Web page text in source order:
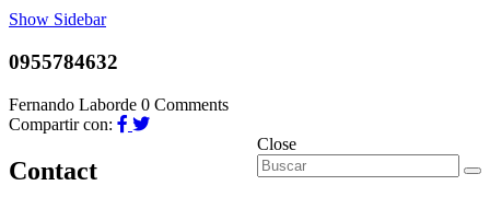
Show Sidebar
0955784632
Fernando Laborde 0 Comments
Compartir con:
Close
Contact